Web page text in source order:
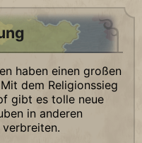
haben einen großen
dem Religionssieg
gibt es tolle neue
in anderen